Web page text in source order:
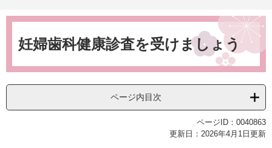
す
し
本
妊婦歯科健康診査を受けましょう
ページ内目次
ページID：0040863
更新日：2026年4月1日更新